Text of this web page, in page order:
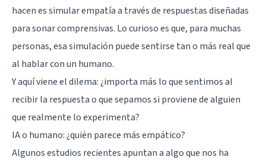
hacen es simular empatía a través de respuestas diseñadas
para sonar comprensivas. Lo curioso es que, para muchas
personas, esa simulación puede sentirse tan o más real que
al hablar con un humano.
Y aquí viene el dilema: ¿importa más lo que sentimos al
recibir la respuesta o que sepamos si proviene de alguien
que realmente lo experimenta?
IA o humano: ¿quién parece más empático?
Algunos estudios recientes apuntan a algo que nos ha